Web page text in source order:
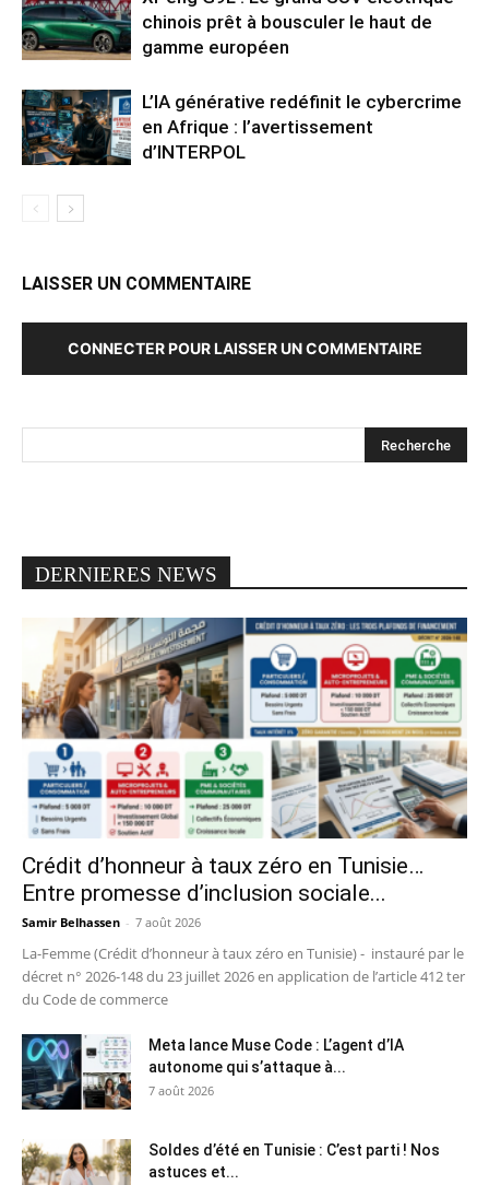
chinois prêt à bousculer le haut de
gamme européen
L’IA générative redéfinit le cybercrime
en Afrique : l’avertissement
d’INTERPOL
LAISSER UN COMMENTAIRE
CONNECTER POUR LAISSER UN COMMENTAIRE
DERNIERES NEWS
Crédit d’honneur à taux zéro en Tunisie…
Entre promesse d’inclusion sociale...
Samir Belhassen - 7 août 2026
La-Femme (Crédit d’honneur à taux zéro en Tunisie) - instauré par le
décret n° 2026-148 du 23 juillet 2026 en application de l’article 412 ter
du Code de commerce
Meta lance Muse Code : L’agent d’IA
autonome qui s’attaque à...
7 août 2026
Soldes d’été en Tunisie : C’est parti ! Nos
astuces et...